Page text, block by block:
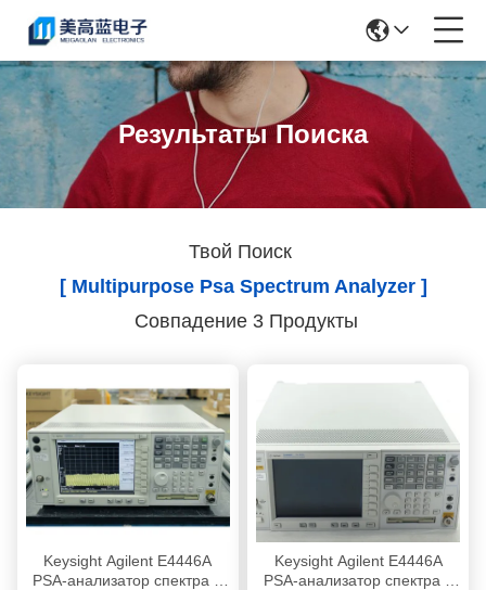
Результаты Поиска
Твой Поиск
[ Multipurpose Psa Spectrum Analyzer ]
Совпадение 3 Продукты
Keysight Agilent E4446A
PSA-анализатор спектра 3
Keysight Agilent E4446A
PSA-анализатор спектра 3